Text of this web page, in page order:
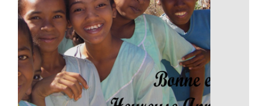
Une petite photo de groupe